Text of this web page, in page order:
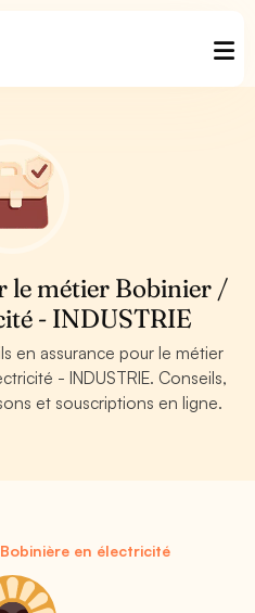
le métier Bobinier /
- INDUSTRIE
en assurance pour le métier
- INDUSTRIE. Conseils,
et souscriptions en ligne.
en électricité